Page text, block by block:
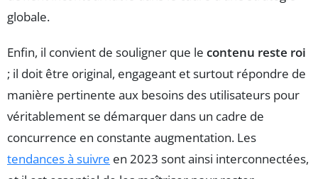
globale.
Enfin, il convient de souligner que le contenu reste roi
; il doit être original, engageant et surtout répondre de
manière pertinente aux besoins des utilisateurs pour
véritablement se démarquer dans un cadre de
concurrence en constante augmentation. Les
tendances à suivre en 2023 sont ainsi interconnectées,